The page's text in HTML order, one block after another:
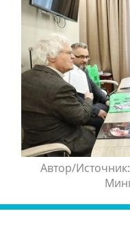
Автор/